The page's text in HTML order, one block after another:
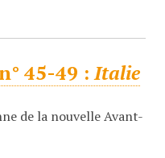
45-49 :Italie
de la nouvelle Avant-